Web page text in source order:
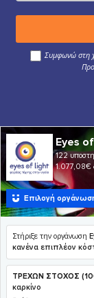
Συμφωνώ στη